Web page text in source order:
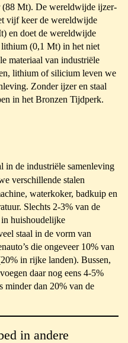
(88 Mt). De wereldwijde ijzer-
vijf keer de wereldwijde
en doet de wereldwijde
(0,1 Mt) in het niet
materiaal van industriële
lithium of silicium leven we
Zonder ijzer en staal
in het Bronzen Tijdperk.
in de industriële samenleving
verschillende stalen
waterkoker, badkuip en
Slechts 2-3% van de
huishoudelijke
staal in de vorm van
die ongeveer 10% van
in rijke landen). Bussen,
daar nog eens 4-5%
minder dan 20% van de
in andere